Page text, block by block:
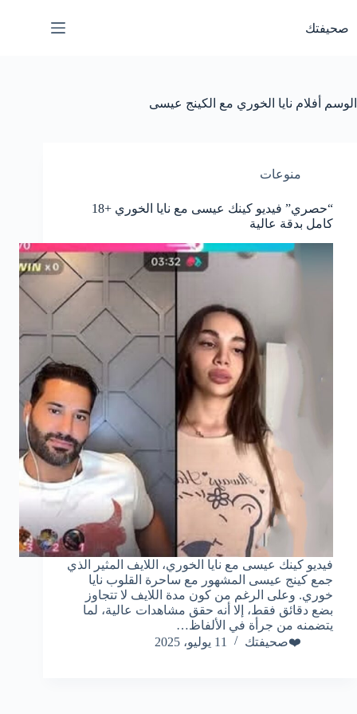
المحتوى
صحيفتك
الوسم أفلام نايا الخوري مع الكينج عيسى
منوعات
“حصري” فيديو كينك عيسى مع نايا الخوري +18
كامل بدقة عالية
فيديو كينك عيسى مع نايا الخوري، اللايف المثير الذي
جمع كينج عيسى المشهور مع ساحرة القلوب نايا
خوري. وعلى الرغم من كون مدة اللايف لا تتجاوز
بضع دقائق فقط، إلا أنه حقق مشاهدات عالية، لما
يتضمنه من جرأة في الألفاظ…
❤️صحيفتك
11 يوليو، 2025